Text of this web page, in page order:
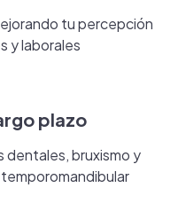
tu percepción
y laborales
plazo
dentales, bruxismo y